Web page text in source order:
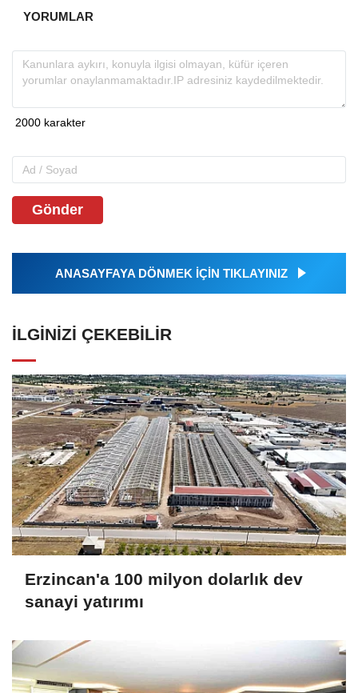
YORUMLAR
Gönder
ANASAYFAYA DÖNMEK İÇİN TIKLAYINIZ
İLGINIZI ÇEKEBILIR
Erzincan'a 100 milyon dolarlık dev
sanayi yatırımı